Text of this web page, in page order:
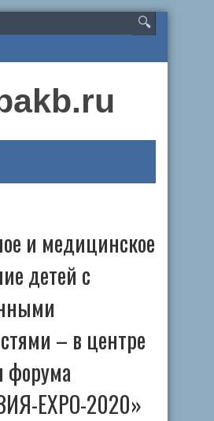
и медицинское
детей с
– в центре
форума
EXPO-2020»